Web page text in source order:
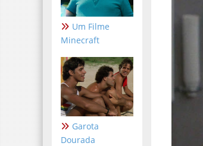
Um Filme
Minecraft
Garota
Dourada